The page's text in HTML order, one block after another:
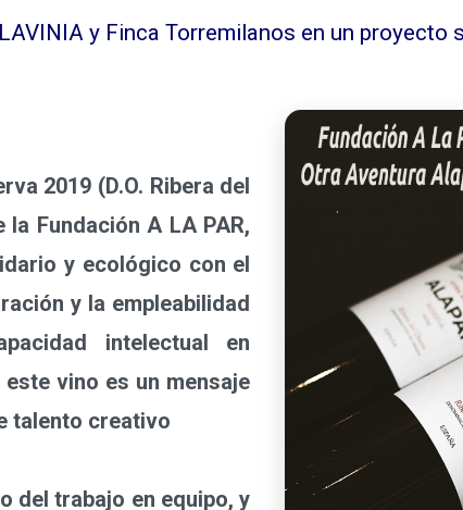
y Finca Torremilanos en un proyecto
2019 (D.O. Ribera del
Fundación A LA PAR,
y ecológico con el
y la empleabilidad
intelectual en
vino es un mensaje
talento creativo
del trabajo en equipo, y